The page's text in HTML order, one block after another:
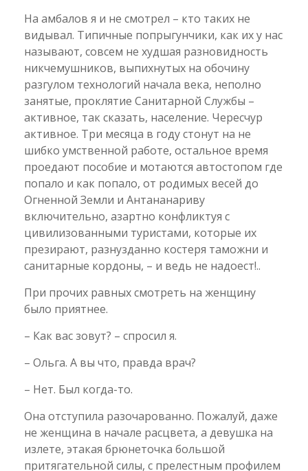
На амбалов я и не смотрел – кто таких не
видывал. Типичные попрыгунчики, как их у нас
называют, совсем не худшая разновидность
никчемушников, выпихнутых на обочину
разгулом технологий начала века, неполно
занятые, проклятие Санитарной Службы –
активное, так сказать, население. Чересчур
активное. Три месяца в году стонут на не
шибко умственной работе, остальное время
проедают пособие и мотаются автостопом где
попало и как попало, от родимых весей до
Огненной Земли и Антананариву
включительно, азартно конфликтуя с
цивилизованными туристами, которые их
презирают, разнузданно костеря таможни и
санитарные кордоны, – и ведь не надоест!..
При прочих равных смотреть на женщину
было приятнее.
– Как вас зовут? – спросил я.
– Ольга. А вы что, правда врач?
– Нет. Был когда-то.
Она отступила разочарованно. Пожалуй, даже
не женщина в начале расцвета, а девушка на
излете, этакая брюнеточка большой
притягательной силы, с прелестным профилем